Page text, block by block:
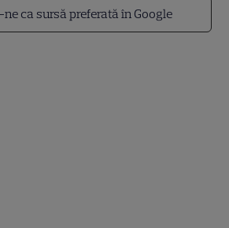
ca sursă preferată în Google